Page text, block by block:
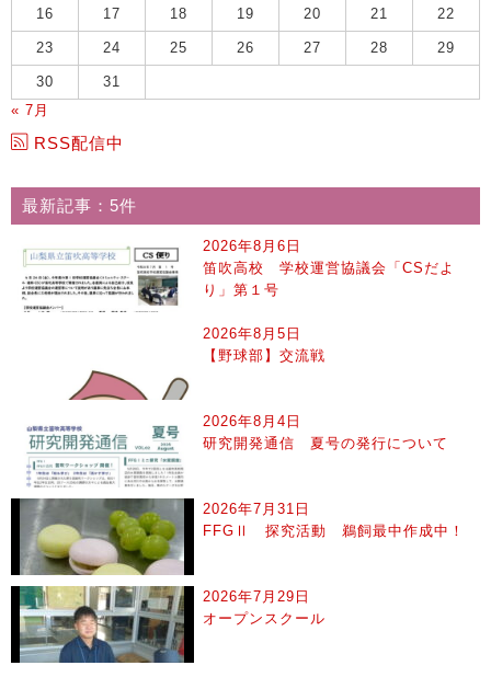
16 17 18 19 20 21 22
23 24 25 26 27 28 29
30
31
« 7月
RSS配信中
最新記事：5件
2026年8月6日
笛吹高校 学校運営協議会「CSだよ
り」第１号
2026年8月5日
【野球部】交流戦
2026年8月4日
研究開発通信 夏号の発行について
2026年7月31日
FFGⅡ 探究活動 鵜飼最中作成中！
2026年7月29日
オープンスクール